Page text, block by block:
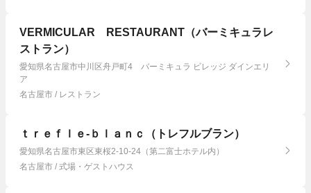
VERMICULAR RESTAURANT（バーミキュラレ
ストラン）
愛知県名古屋市中川区舟戸町4 バーミキュラ ビレッジ ダインエリ
ア
名古屋市 / レストラン
ｔｒｅｆｌｅ-ｂｌａｎｃ（トレフルブラン）
愛知県名古屋市東区東桜2-10-24（第二富士ホテル内）
名古屋市 / 式場・ゲストハウス